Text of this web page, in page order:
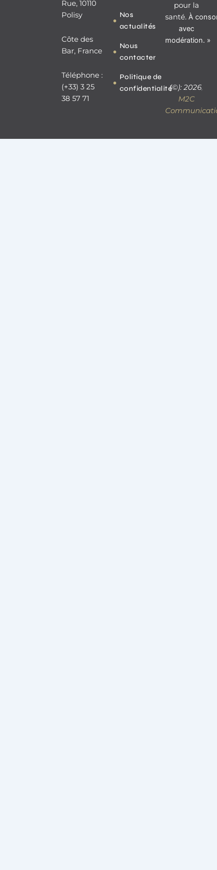
Rue, 10110
Polisy
Côte des
Bar, France
Téléphone :
(+33) 3 25
38 57 71
Nos
actualités
Nous
contacter
Politique de
confidentialité
o
k
-
p
pour la
santé. À
avec
modération. »
(©): 2026,
M2C